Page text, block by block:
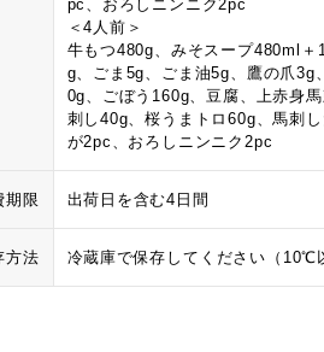
pc、おろしニンニク2pc
＜4人前＞
牛もつ480g、みそスープ480ml
g、ごま5g、ごま油5g、鷹の爪3g
0g、ごぼう160g、豆腐、上赤身
刺し40g、桜うまトロ60g、馬刺
が2pc、おろしニンニク2pc
期限 出荷日を含む4日間
方法 冷蔵庫で保存してください（10℃